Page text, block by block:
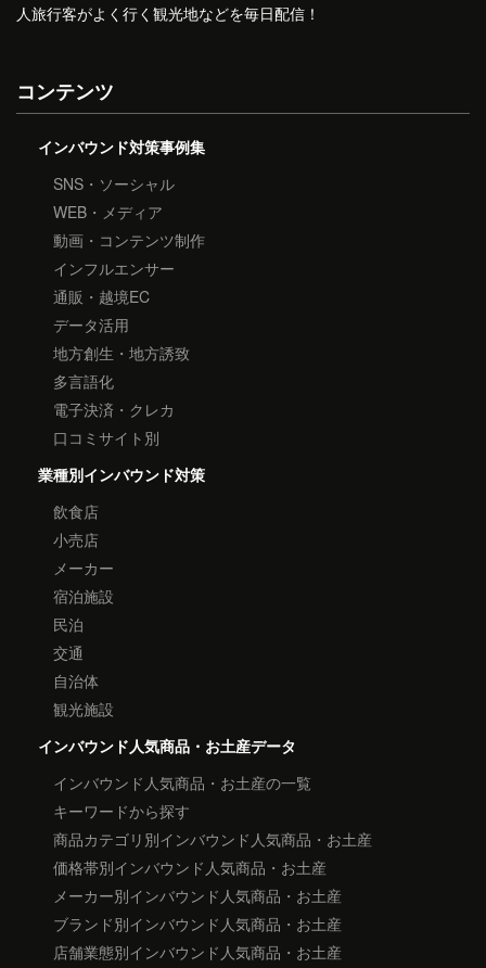
人旅行客がよく行く観光地などを毎日配信！
コンテンツ
インバウンド対策事例集
SNS・ソーシャル
WEB・メディア
動画・コンテンツ制作
インフルエンサー
通販・越境EC
データ活用
地方創生・地方誘致
多言語化
電子決済・クレカ
口コミサイト別
業種別インバウンド対策
飲食店
小売店
メーカー
宿泊施設
民泊
交通
自治体
観光施設
インバウンド人気商品・お土産データ
インバウンド人気商品・お土産の一覧
キーワードから探す
商品カテゴリ別インバウンド人気商品・お土産
価格帯別インバウンド人気商品・お土産
メーカー別インバウンド人気商品・お土産
ブランド別インバウンド人気商品・お土産
店舗業態別インバウンド人気商品・お土産